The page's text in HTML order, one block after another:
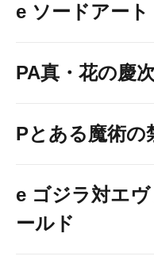
e ソードアー
PA真・花の慶
Pとある魔術の
e ゴジラ対エ
ールド